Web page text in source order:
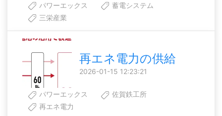
パワーエックス
蓄電システム
三栄産業
再エネ電力の供給
2026-01-15 12:23:21
パワーエックス
佐賀鉄工所
再エネ電力